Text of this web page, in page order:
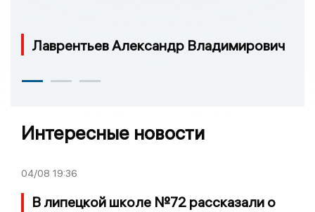
Лаврентьев Александр Владимирович
Интересные новости
04/08 19:36
В липецкой школе №72 рассказали о